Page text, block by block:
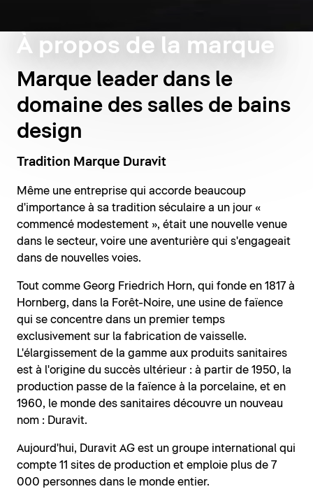
À propos de la marque
Marque leader dans le
domaine des salles de bains
design
Tradition Marque Duravit
Même une entreprise qui accorde beaucoup
d'importance à sa tradition séculaire a un jour «
commencé modestement », était une nouvelle venue
dans le secteur, voire une aventurière qui s'engageait
dans de nouvelles voies.
Tout comme Georg Friedrich Horn, qui fonde en 1817 à
Hornberg, dans la Forêt-Noire, une usine de faïence
qui se concentre dans un premier temps
exclusivement sur la fabrication de vaisselle.
L'élargissement de la gamme aux produits sanitaires
est à l'origine du succès ultérieur : à partir de 1950, la
production passe de la faïence à la porcelaine, et en
1960, le monde des sanitaires découvre un nouveau
nom : Duravit.
Aujourd'hui, Duravit AG est un groupe international qui
compte 11 sites de production et emploie plus de 7
000 personnes dans le monde entier.